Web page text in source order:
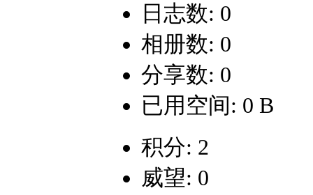
日志数: 0
相册数: 0
分享数: 0
已用空间: 0 B
积分: 2
威望: 0